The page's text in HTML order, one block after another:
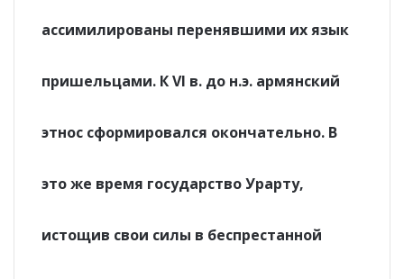
ассимилированы перенявшими их язык
пришельцами. К VI в. до н.э. армянский
этнос сформировался окончательно. В
это же время государство Урарту,
истощив свои силы в беспрестанной